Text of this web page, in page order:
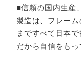
■信頼の国内生産
製造は、フレー
まですべて日本で
だから自信をもっ